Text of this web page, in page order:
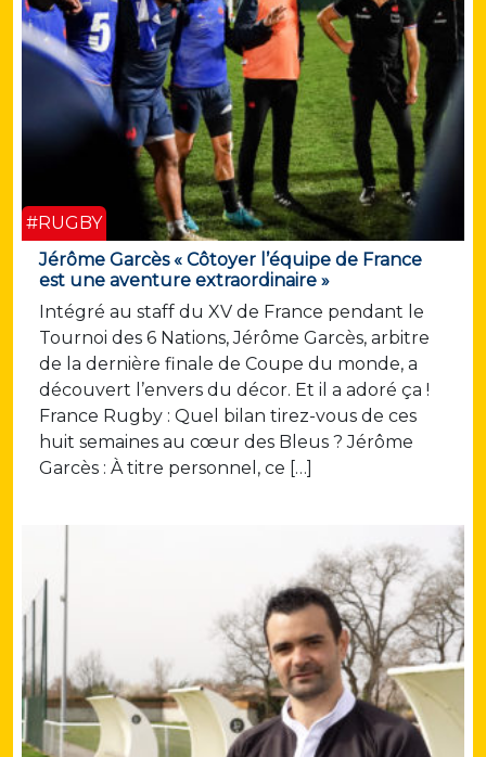
#RUGBY
Jérôme Garcès « Côtoyer l’équipe de France
est une aventure extraordinaire »
Intégré au staff du XV de France pendant le
Tournoi des 6 Nations, Jérôme Garcès, arbitre
de la dernière finale de Coupe du monde, a
découvert l’envers du décor. Et il a adoré ça !
France Rugby : Quel bilan tirez-vous de ces
huit semaines au cœur des Bleus ? Jérôme
Garcès : À titre personnel, ce […]